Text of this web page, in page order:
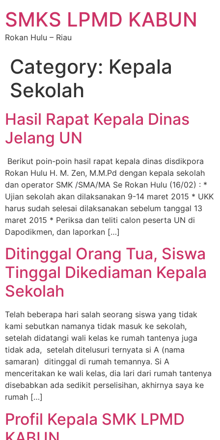
SMKS LPMD KABUN
Rokan Hulu – Riau
Category: Kepala
Sekolah
Hasil Rapat Kepala Dinas
Jelang UN
Berikut poin-poin hasil rapat kepala dinas disdikpora
Rokan Hulu H. M. Zen, M.M.Pd dengan kepala sekolah
dan operator SMK /SMA/MA Se Rokan Hulu (16/02) : *
Ujian sekolah akan dilaksanakan 9-14 maret 2015 * UKK
harus sudah selesai dilaksanakan sebelum tanggal 13
maret 2015 * Periksa dan teliti calon peserta UN di
Dapodikmen, dan laporkan […]
Ditinggal Orang Tua, Siswa
Tinggal Dikediaman Kepala
Sekolah
Telah beberapa hari salah seorang siswa yang tidak
kami sebutkan namanya tidak masuk ke sekolah,
setelah didatangi wali kelas ke rumah tantenya juga
tidak ada, setelah ditelusuri ternyata si A (nama
samaran) ditinggal di rumah temannya. Si A
menceritakan ke wali kelas, dia lari dari rumah tantenya
disebabkan ada sedikit perselisihan, akhirnya saya ke
rumah […]
Profil Kepala SMK LPMD